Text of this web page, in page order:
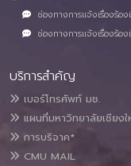
ช่องทางการแจ้งเรื่องร้อ
ช่องทางการแจ้งเรื่องร้อ
บริการสำคัญ
เบอร์โทรศัพท์ มช.
แผนที่มหาวิทยาลัยเชียง
การบริจาค*
CMU MAIL